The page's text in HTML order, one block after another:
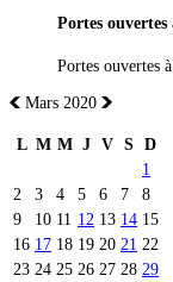
Portes
Portes ouvertes
Mars 2020
L M M J V S D
1
2
3 4 5 6 7
8
9
10 11 12 13 14 15
16 17 18 19 20 21 22
23 24 25 26 27 28 29